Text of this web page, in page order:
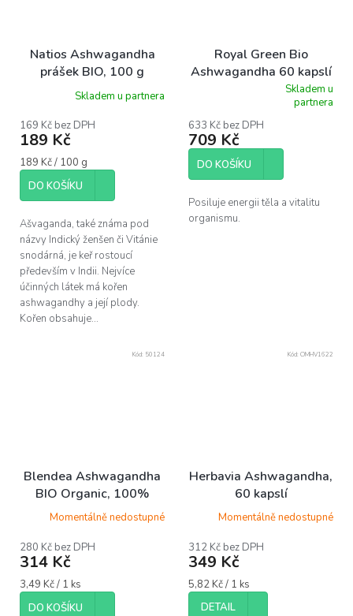
Natios Ashwagandha
prášek BIO, 100 g
Skladem u partnera
169 Kč bez DPH
189 Kč
Měrná
cena:
189 Kč / 100 g
DO KOŠÍKU
Ašvaganda, také známa pod
názvy Indický ženšen či Vitánie
snodárná, je keř rostoucí
především v Indii. Nejvíce
účinných látek má kořen
ashwagandhy a její plody.
Kořen obsahuje...
Royal Green Bio
Ashwagandha 60 kapslí
produktu
je
5,0
5
Skladem u
partnera
633 Kč bez DPH
709 Kč
DO KOŠÍKU
Posiluje energii těla a vitalitu
organismu.
Blendea Ashwagandha
BIO Organic, 100%
rostlinné, 90 kapslí
Momentálně nedostupné
280 Kč bez DPH
314 Kč
Měrná
cena:
3,49 Kč / 1 ks
DO KOŠÍKU
Kód: 50124
Herbavia Ashwagandha,
60 kapslí
Momentálně nedostupné
312 Kč bez DPH
349 Kč
Měrná
cena:
5,82 Kč / 1 ks
DETAIL
Kód: OMHV1622